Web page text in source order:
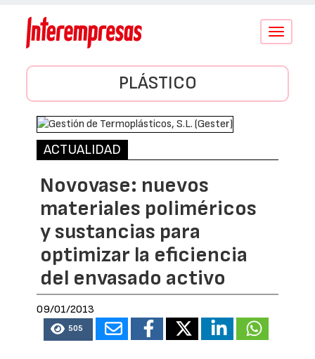
Conmutar
PLÁSTICO
ACTUALIDAD
Novovase: nuevos
materiales poliméricos
y sustancias para
optimizar la eficiencia
del envasado activo
09/01/2013
505